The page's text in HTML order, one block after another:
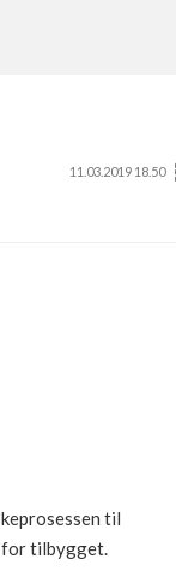
11.03.2019 18.50
til
for tilbygget.